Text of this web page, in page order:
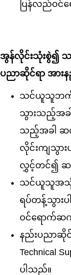
ပြန်လည်ဝင်ရ
အွန်လိုင်းသုံးစွဲ၍
ပညာဆိုင်ရာ အားန
သင်ယူသူဘက်မှ
သွားသည့်အခါ
သည့်အခါ ဆ
လိုင်းကျသွားပ
လွှင့်တင်၍
သင်ယူသူအသုံး
ရပ်တန့်သွားပ
ဝင်ရောက်
နည်းပညာဆိုင်
Technical
ပါသည်။